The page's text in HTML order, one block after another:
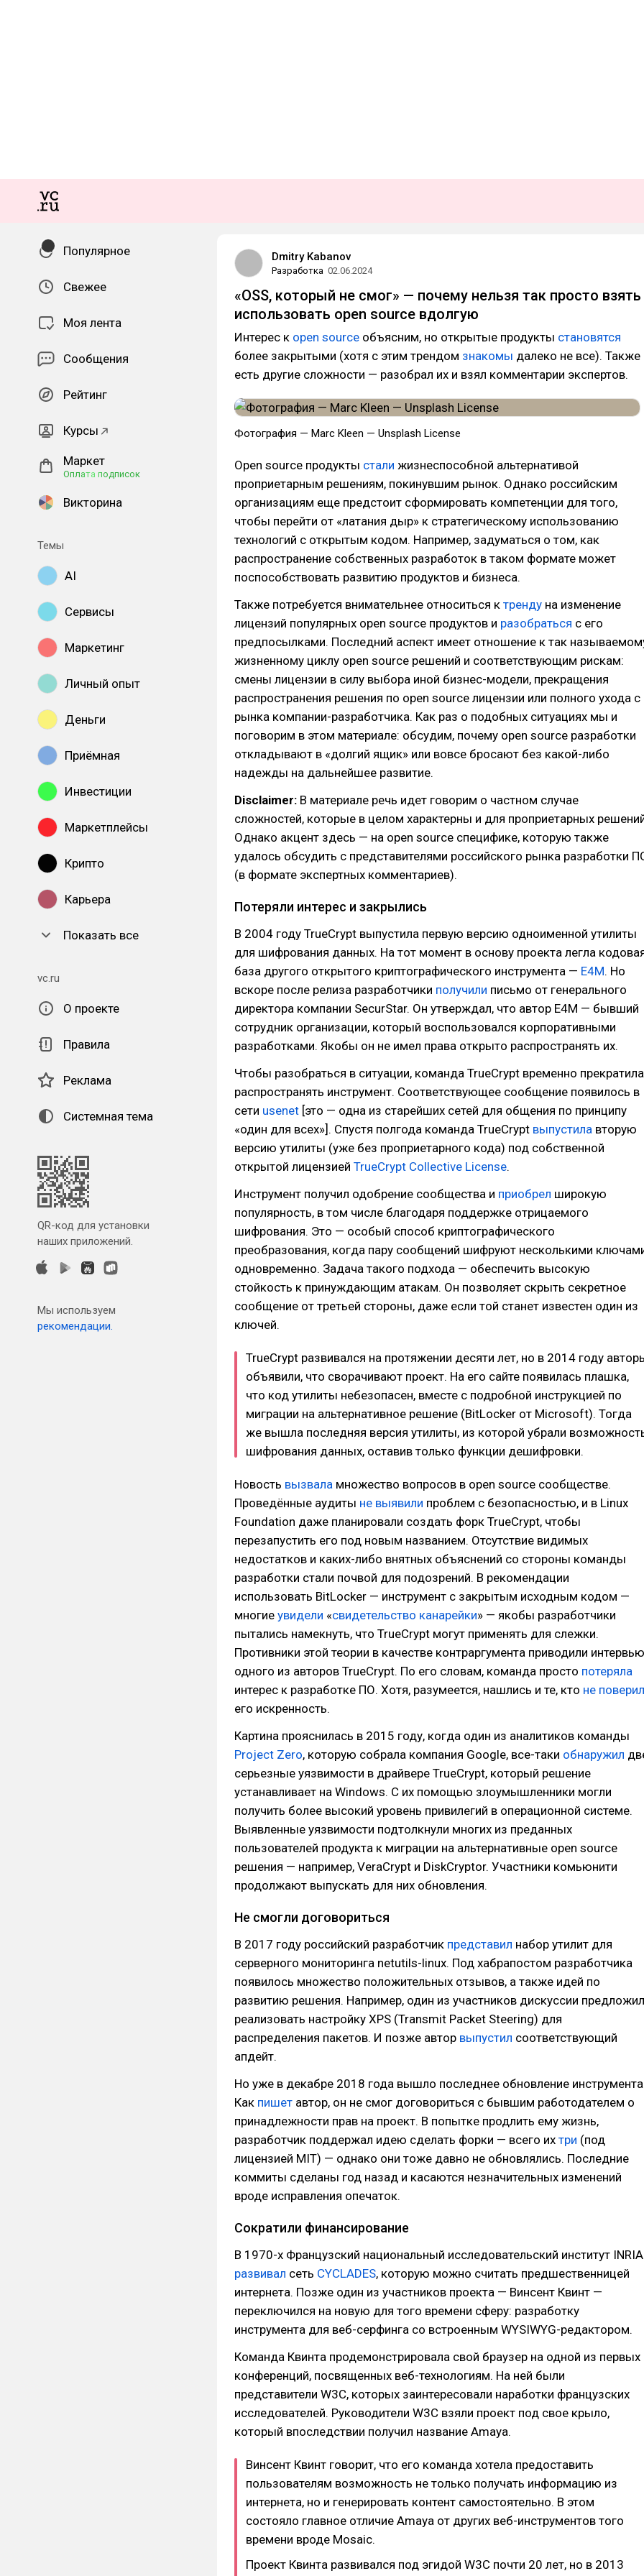
Популярное
Свежее
Моя лента
Сообщения
Рейтинг
Курсы
Маркет
Оплата подписок
Викторина
Темы
AI
Сервисы
Маркетинг
Личный опыт
Деньги
Приёмная
Инвестиции
Маркетплейсы
Крипто
Карьера
Показать все
vc.ru
О проекте
Правила
Реклама
Системная тема
QR-код для установки
наших приложений.
Мы используем
рекомендации.
Dmitry Kabanov
Разработка 02.06.2024
«OSS, который не смог» — почему нельзя так просто взять
использовать open source вдолгую
Интерес к open source объясним, но открытые продукты становятся
более закрытыми (хотя с этим трендом знакомы далеко не все). Также
есть другие сложности — разобрал их и взял комментарии экспертов.
Фотография — Marc Kleen — Unsplash License
Open source продукты стали жизнеспособной альтернативой
проприетарным решениям, покинувшим рынок. Однако российским
организациям еще предстоит сформировать компетенции для того,
чтобы перейти от «латания дыр» к стратегическому использованию
технологий с открытым кодом. Например, задуматься о том, как
распространение собственных разработок в таком формате может
поспособствовать развитию продуктов и бизнеса.
Также потребуется внимательнее относиться к тренду на изменение
лицензий популярных open source продуктов и разобраться с его
предпосылками. Последний аспект имеет отношение к так
жизненному циклу open source решений и соответствующим рискам:
смены лицензии в силу выбора иной бизнес-модели, прекращения
распространения решения по open source лицензии или полного ухода с
рынка компании-разработчика. Как раз о подобных ситуациях мы и
поговорим в этом материале: обсудим, почему open source разработки
откладывают в «долгий ящик» или вовсе бросают без какой-либо
надежды на дальнейшее развитие.
Disclaimer: В материале речь идет говорим о частном случае
сложностей, которые в целом характерны и для проприетарных
Однако акцент здесь — на open source специфике, которую также
удалось обсудить с представителями российского рынка разработки
(в формате экспертных комментариев).
Потеряли интерес и закрылись
В 2004 году TrueCrypt выпустила первую версию одноименной утилиты
для шифрования данных. На тот момент в основу проекта легла
база другого открытого криптографического инструмента — E4M. Но
вскоре после релиза разработчики получили письмо от генерального
директора компании SecurStar. Он утверждал, что автор E4M — бывший
сотрудник организации, который воспользовался корпоративными
разработками. Якобы он не имел права открыто распространять их.
Чтобы разобраться в ситуации, команда TrueCrypt временно прекратила
распространять инструмент. Соответствующее сообщение появилось в
сети usenet [это — одна из старейших сетей для общения по принципу
«один для всех»]. Спустя полгода команда TrueCrypt выпустила вторую
версию утилиты (уже без проприетарного кода) под собственной
открытой лицензией TrueCrypt Collective License.
Инструмент получил одобрение сообщества и приобрел широкую
популярность, в том числе благодаря поддержке отрицаемого
шифрования. Это — особый способ криптографического
преобразования, когда пару сообщений шифруют несколькими
одновременно. Задача такого подхода — обеспечить высокую
стойкость к принуждающим атакам. Он позволяет скрыть секретное
сообщение от третьей стороны, даже если той станет известен один из
ключей.
TrueCrypt развивался на протяжении десяти лет, но в 2014 году
объявили, что сворачивают проект. На его сайте появилась плашка,
что код утилиты небезопасен, вместе с подробной инструкцией по
миграции на альтернативное решение (BitLocker от Microsoft). Тогда
же вышла последняя версия утилиты, из которой убрали
шифрования данных, оставив только функции дешифровки.
Новость вызвала множество вопросов в open source сообществе.
Проведённые аудиты не выявили проблем с безопасностью, и в Linux
Foundation даже планировали создать форк TrueCrypt, чтобы
перезапустить его под новым названием. Отсутствие видимых
недостатков и каких-либо внятных объяснений со стороны команды
разработки стали почвой для подозрений. В рекомендации
использовать BitLocker — инструмент с закрытым исходным кодом —
многие увидели «свидетельство канарейки» — якобы разработчики
пытались намекнуть, что TrueCrypt могут применять для слежки.
Противники этой теории в качестве контраргумента приводили интервью
одного из авторов TrueCrypt. По его словам, команда просто потеряла
интерес к разработке ПО. Хотя, разумеется, нашлись и те, кто не поверил
его искренность.
Картина прояснилась в 2015 году, когда один из аналитиков команды
Project Zero, которую собрала компания Google, все-таки обнаружил
серьезные уязвимости в драйвере TrueCrypt, который решение
устанавливает на Windows. С их помощью злоумышленники могли
получить более высокий уровень привилегий в операционной системе.
Выявленные уязвимости подтолкнули многих из преданных
пользователей продукта к миграции на альтернативные open source
решения — например, VeraCrypt и DiskCryptor. Участники комьюнити
продолжают выпускать для них обновления.
Не смогли договориться
В 2017 году российский разработчик представил набор утилит для
серверного мониторинга netutils-linux. Под хабрапостом разработчика
появилось множество положительных отзывов, а также идей по
развитию решения. Например, один из участников дискуссии предложил
реализовать настройку XPS (Transmit Packet Steering) для
распределения пакетов. И позже автор выпустил соответствующий
апдейт.
Но уже в декабре 2018 года вышло последнее обновление
Как пишет автор, он не смог договориться с бывшим работодателем о
принадлежности прав на проект. В попытке продлить ему жизнь,
разработчик поддержал идею сделать форки — всего их три (под
лицензией MIT) — однако они тоже давно не обновлялись. Последние
коммиты сделаны год назад и касаются незначительных изменений
вроде исправления опечаток.
Сократили финансирование
В 1970-х Французский национальный исследовательский институт INRIA
развивал сеть CYCLADES, которую можно считать предшественницей
интернета. Позже один из участников проекта — Винсент Квинт —
переключился на новую для того времени сферу: разработку
инструмента для веб-серфинга со встроенным WYSIWYG-редактором.
Команда Квинта продемонстрировала свой браузер на одной из первых
конференций, посвященных веб-технологиям. На ней были
представители W3C, которых заинтересовали наработки французских
исследователей. Руководители W3C взяли проект под свое крыло,
который впоследствии получил название Amaya.
Винсент Квинт говорит, что его команда хотела предоставить
пользователям возможность не только получать информацию из
интернета, но и генерировать контент самостоятельно. В этом
состояло главное отличие Amaya от других веб-инструментов того
времени вроде Mosaic.
Проект Квинта развивался под эгидой W3C почти 20 лет, но в 2013